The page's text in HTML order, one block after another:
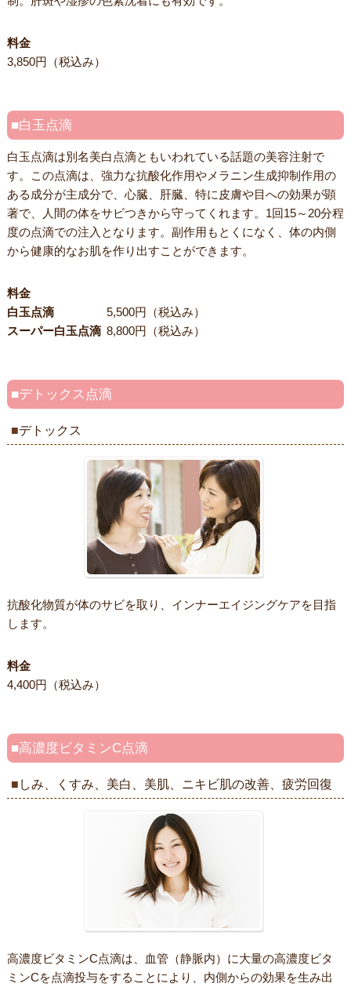
料金
3,850円（税込み）
白玉点滴
白玉点滴は別名美白点滴ともいわれている話題の美容注射で
す。この点滴は、強力な抗酸化作用やメラニン生成抑制作用の
ある成分が主成分で、心臓、肝臓、特に皮膚や目への効果が顕
著で、人間の体をサビつきから守ってくれます。1回15～20分程
度の点滴での注入となります。副作用もとくになく、体の内側
から健康的なお肌を作り出すことができます。
料金
白玉点滴
5,500円（税込み）
スーパー白玉点滴 8,800円（税込み）
デトックス点滴
デトックス
抗酸化物質が体のサビを取り、インナーエイジングケアを目指
します。
料金
4,400円（税込み）
高濃度ビタミンC点滴
しみ、くすみ、美白、美肌、ニキビ肌の改善、疲労回復
高濃度ビタミンC点滴は、血管（静脈内）に大量の高濃度ビタ
ミンCを点滴投与をすることにより、内側からの効果を生み出